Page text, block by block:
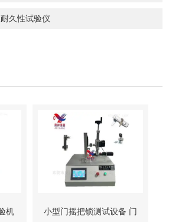
久性试验仪
机 小型门摇把锁测试设备 门